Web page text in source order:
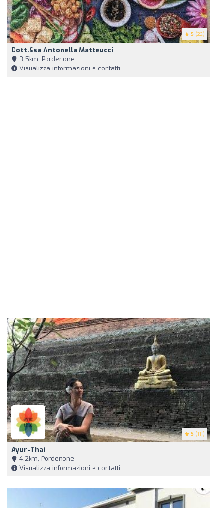
5 (22)
Dott.ssa Antonella Matteucci
3,5km, Pordenone
Visualizza informazioni e contatti
5 (111)
Ayur-Thai
4,2km, Pordenone
Visualizza informazioni e contatti